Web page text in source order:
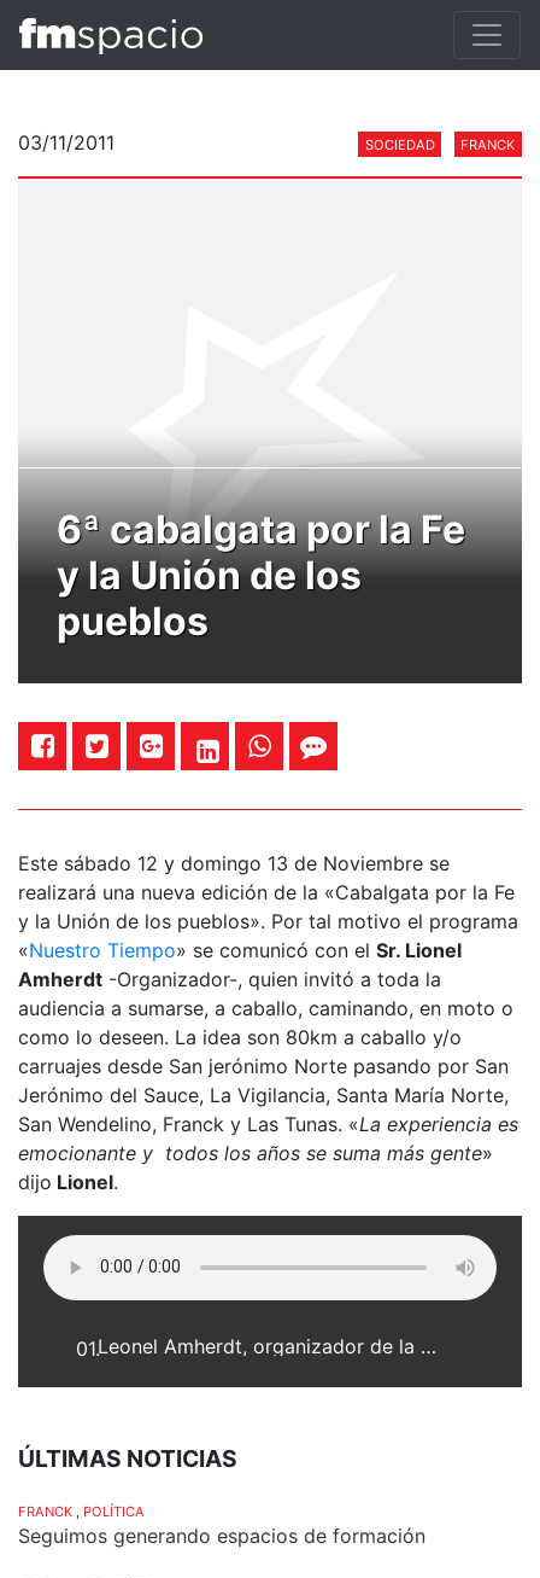
03/11/2011 SOCIEDAD FRANCK
6ª cabalgata por la Fe
y la Unión de los
pueblos
Este sábado 12 y domingo 13 de Noviembre se
realizará una nueva edición de la «Cabalgata por la Fe
y la Unión de los pueblos». Por tal motivo el programa
«Nuestro Tiempo» se comunicó con el Sr. Lionel
Amherdt -Organizador-, quien invitó a toda la
audiencia a sumarse, a caballo, caminando, en moto o
como lo deseen. La idea son 80km a caballo y/o
carruajes desde San jerónimo Norte pasando por San
Jerónimo del Sauce, La Vigilancia, Santa María Norte,
San Wendelino, Franck y Las Tunas. «La experiencia es
emocionante y todos los años se suma más gente»
dijo Lionel.
01. Leonel Amherdt, organizador de la 6ª Cabalgata por la Fe y la Unión de los Pueblos
ÚLTIMAS NOTICIAS
FRANCK , POLÍTICA
Seguimos generando espacios de formación